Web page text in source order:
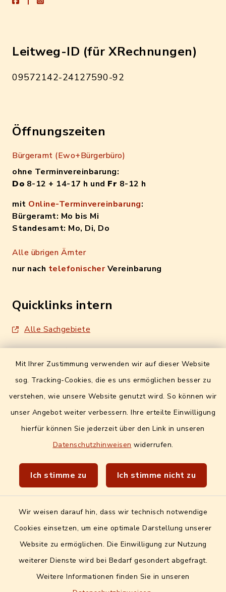
Mit Ihrer Zustimmung verwenden wir auf dieser Website
sog. Tracking-Cookies, die es uns ermöglichen besser zu
verstehen, wie unsere Website genutzt wird. So können wir
unser Angebot weiter verbessern. Ihre erteilte Einwilligung
hierfür können Sie jederzeit über den Link in unseren
Datenschutzhinweisen widerrufen.
Ich stimme zu Ich stimme nicht zu
Wir weisen darauf hin, dass wir technisch notwendige
Cookies einsetzen, um eine optimale Darstellung unserer
Website zu ermöglichen. Die Einwilligung zur Nutzung
weiterer Dienste wird bei Bedarf gesondert abgefragt.
Weitere Informationen finden Sie in unseren
Leitweg-ID (für XRechnungen)
09572142-24127590-92
Öffnungszeiten
Bürgeramt (Ewo+Bürgerbüro)
ohne Terminvereinbarung:
Do 8-12 + 14-17 h und Fr 8-12 h
mit Online-Terminvereinbarung:
Bürgeramt: Mo bis Mi
Standesamt: Mo, Di, Do
Alle übrigen Ämter
nur nach telefonischerVereinbarung
Quicklinks intern
Alle Sachgebiete
Formulare / Onlinedienste
Info- und Mitteilungsblatt
Quicklinks extern
Landratsamt Erlangen-Höchstadt
Wir sind Genussort!
Barrierefreiheit